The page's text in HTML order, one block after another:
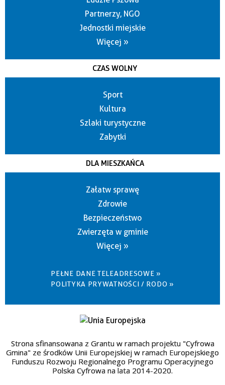
Partnerzy, NGO
Jednostki miejskie
Więcej »
CZAS WOLNY
Sport
Kultura
Szlaki turystyczne
Zabytki
DLA MIESZKAŃCA
Załatw sprawę
Zdrowie
Bezpieczeństwo
Zwierzęta w gminie
Więcej »
PEŁNE DANE TELEADRESOWE »
POLITYKA PRYWATNOŚCI / RODO »
Strona sfinansowana z Grantu w ramach projektu "Cyfrowa
Gmina" ze środków Unii Europejskiej w ramach Europejskiego
Funduszu Rozwoju Regionalnego Programu Operacyjnego
Polska Cyfrowa na lata 2014-2020.